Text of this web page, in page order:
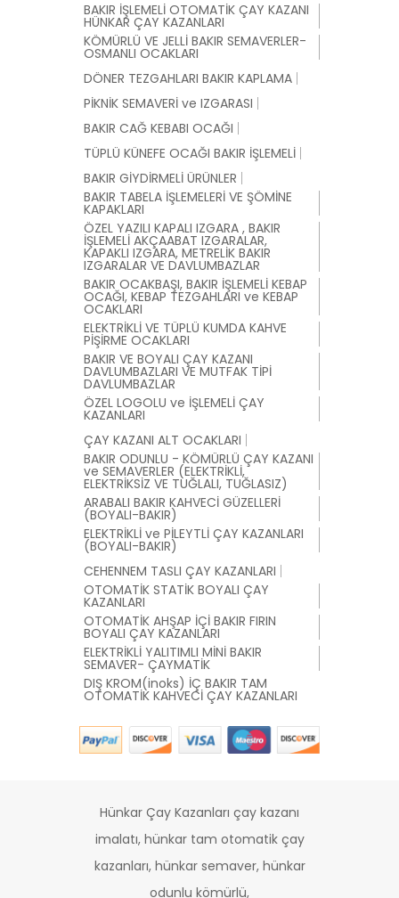
BAKIR İŞLEMELİ OTOMATİK ÇAY KAZANI
HÜNKAR ÇAY KAZANLARI
KÖMÜRLÜ VE JELLİ BAKIR SEMAVERLER-
OSMANLI OCAKLARI
DÖNER TEZGAHLARI BAKIR KAPLAMA
PİKNİK SEMAVERİ ve IZGARASI
BAKIR CAĞ KEBABI OCAĞI
TÜPLÜ KÜNEFE OCAĞI BAKIR İŞLEMELİ
BAKIR GİYDİRMELİ ÜRÜNLER
BAKIR TABELA İŞLEMELERİ VE ŞÖMİNE
KAPAKLARI
ÖZEL YAZILI KAPALI IZGARA , BAKIR
İŞLEMELİ AKÇAABAT IZGARALAR,
KAPAKLI IZGARA, METRELİK BAKIR
IZGARALAR VE DAVLUMBAZLAR
BAKIR OCAKBAŞI, BAKIR İŞLEMELİ KEBAP
OCAĞI, KEBAP TEZGAHLARI ve KEBAP
OCAKLARI
ELEKTRİKLİ VE TÜPLÜ KUMDA KAHVE
PİŞİRME OCAKLARI
BAKIR VE BOYALI ÇAY KAZANI
DAVLUMBAZLARI VE MUTFAK TİPİ
DAVLUMBAZLAR
ÖZEL LOGOLU ve İŞLEMELİ ÇAY
KAZANLARI
ÇAY KAZANI ALT OCAKLARI
BAKIR ODUNLU - KÖMÜRLÜ ÇAY KAZANI
ve SEMAVERLER (ELEKTRİKLİ,
ELEKTRİKSİZ VE TUĞLALI, TUĞLASIZ)
ARABALI BAKIR KAHVECİ GÜZELLERİ
(BOYALI-BAKIR)
ELEKTRİKLİ ve PİLEYTLİ ÇAY KAZANLARI
(BOYALI-BAKIR)
CEHENNEM TASLI ÇAY KAZANLARI
OTOMATİK STATİK BOYALI ÇAY
KAZANLARI
OTOMATİK AHŞAP İÇİ BAKIR FIRIN
BOYALI ÇAY KAZANLARI
ELEKTRİKLİ YALITIMLI MİNİ BAKIR
SEMAVER- ÇAYMATİK
DIŞ KROM(inoks) İÇ BAKIR TAM
OTOMATİK KAHVECİ ÇAY KAZANLARI
Hünkar Çay Kazanları çay kazanı
imalatı, hünkar tam otomatik çay
kazanları, hünkar semaver, hünkar
odunlu kömürlü,